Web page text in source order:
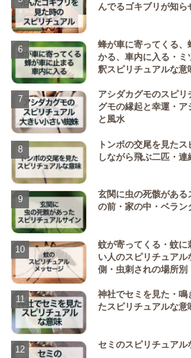
んでるゴキブリが知ら
蜂が車に寄ってくる
かる、車内に入る・
釈スピリチュアルな意
アシダカグモのスピ
グモの縁起と幸運・
と風水
トンボの交尾を見た
しながら飛ぶ二匹・
玄関に虫の死骸があ
の前・家の中・ベラ
蚊が寄ってくる・蚊
い人のスピリチュア
側・虫刺されの場所別
神社でセミを見た・鳴
たスピリチュアルな意
セミのスピリチュアル